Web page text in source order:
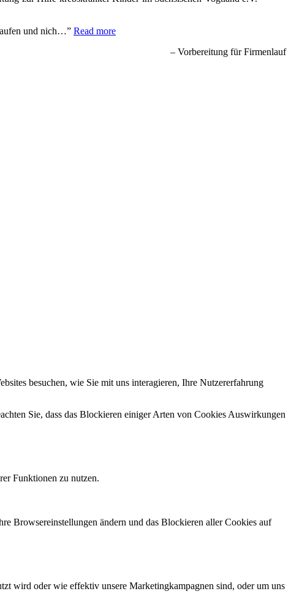
und nich…
Read more
Vorbereitung für Firmenlauf
besuchen, wie Sie mit uns interagieren, Ihre Nutzererfahrung
Sie, dass das Blockieren einiger Arten von Cookies Auswirkungen
Funktionen zu nutzen.
Browsereinstellungen ändern und das Blockieren aller Cookies auf
wird oder wie effektiv unsere Marketingkampagnen sind, oder um uns